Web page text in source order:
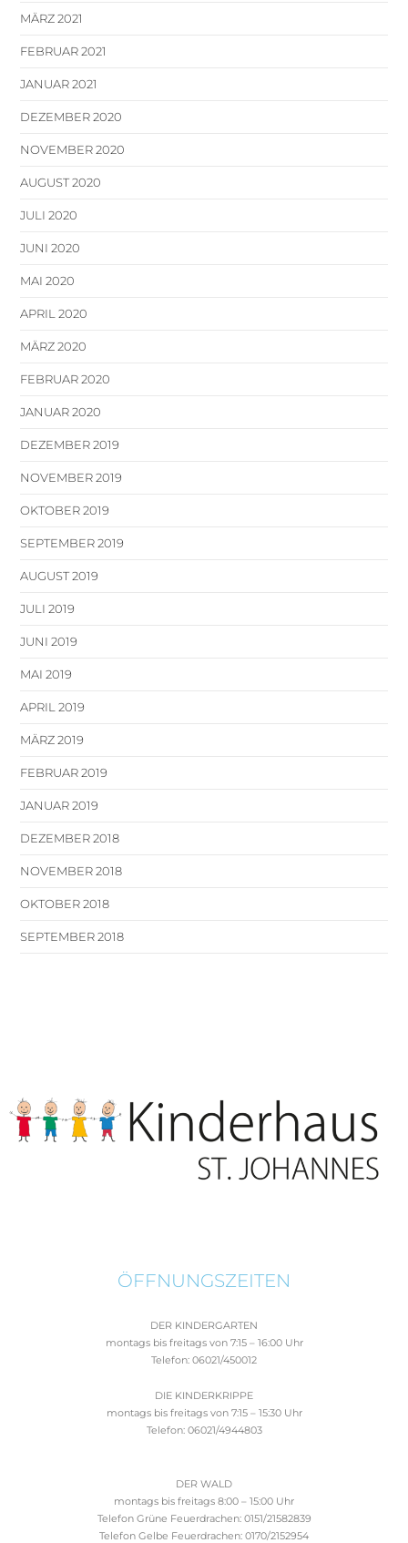
MÄRZ 2021
FEBRUAR 2021
JANUAR 2021
DEZEMBER 2020
NOVEMBER 2020
AUGUST 2020
JULI 2020
JUNI 2020
MAI 2020
APRIL 2020
MÄRZ 2020
FEBRUAR 2020
JANUAR 2020
DEZEMBER 2019
NOVEMBER 2019
OKTOBER 2019
SEPTEMBER 2019
AUGUST 2019
JULI 2019
JUNI 2019
MAI 2019
APRIL 2019
MÄRZ 2019
FEBRUAR 2019
JANUAR 2019
DEZEMBER 2018
NOVEMBER 2018
OKTOBER 2018
SEPTEMBER 2018
ÖFFNUNGSZEITEN
DER KINDERGARTEN
montags bis freitags von 7:15 – 16:00 Uhr
Telefon: 06021/450012
DIE KINDERKRIPPE
montags bis freitags von 7:15 – 15:30 Uhr
Telefon: 06021/4944803
DER WALD
montags bis freitags 8:00 – 15:00 Uhr
Telefon Grüne Feuerdrachen: 0151/21582839
Telefon Gelbe Feuerdrachen: 0170/2152954